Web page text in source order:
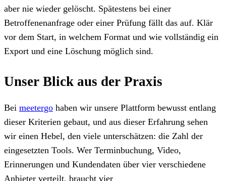
aber nie wieder gelöscht. Spätestens bei einer
Betroffenenanfrage oder einer Prüfung fällt das auf. Klär
vor dem Start, in welchem Format und wie vollständig ein
Export und eine Löschung möglich sind.
Unser Blick aus der Praxis
Bei meetergo haben wir unsere Plattform bewusst entlang
dieser Kriterien gebaut, und aus dieser Erfahrung sehen
wir einen Hebel, den viele unterschätzen: die Zahl der
eingesetzten Tools. Wer Terminbuchung, Video,
Erinnerungen und Kundendaten über vier verschiedene
Anbieter verteilt, braucht vier